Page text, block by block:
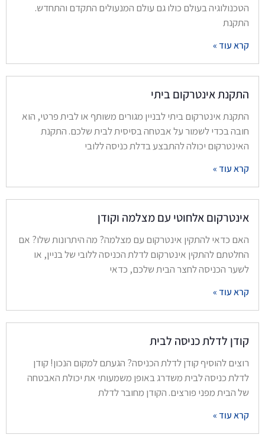
הטכנולוגיה בעולם כולו גם עולם המנעולים התקדם והתחדש.
התקנת
קרא עוד »
התקנת אינטרקום ביתי
התקנת אינטרקום ביתי לבניין מגורים משותף או לבית פרטי, הוא
חובה בכדי לשמור על אבטחה בסיסית לבית שלכם. התקנת
האינטרקום יכולה להתבצע בדלת כניסה ללובי
קרא עוד »
אינטרקום אלחוטי עם מצלמה וקודן
האם כדאי להתקין אינטרקום עם מצלמה? מה היתרונות שלו? אם
החלטתם להתקין אינטרקום לדלת הכניסה ללובי של בניין, או
לשער הכניסה לחצר הבית שלכם, כדאי
קרא עוד »
קודן לדלת כניסה לבית
רוצים להוסיף קודן לדלת הכניסה? הגעתם למקום הנכון! קודן
לדלת כניסה לבית משדרג באופן משמעותי את יכולת האבטחה
של הבית מפני פורצים. הקודן מחובר לדלת
קרא עוד »